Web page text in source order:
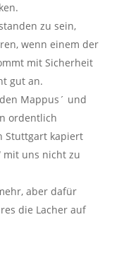
zu sein,
wenn einem der
mit Sicherheit
gut an.
Mappus´ und
ordentlich
Stuttgart kapiert
mit uns nicht zu
aber dafür
die Lacher auf